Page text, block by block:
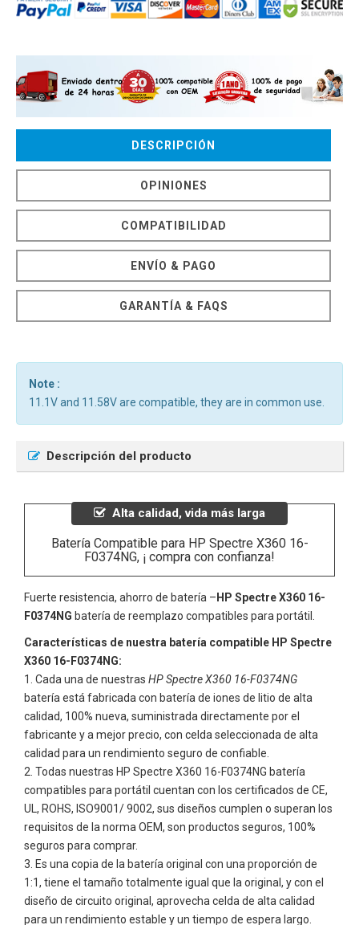
DESCRIPCIÓN
OPINIONES
COMPATIBILIDAD
ENVÍO & PAGO
GARANTÍA & FAQS
Note :
11.1V and 11.58V are compatible, they are in common use.
Descripción del producto
Alta calidad, vida más larga
Batería Compatible para HP Spectre X360 16-
F0374NG, ¡ compra con confianza!
Fuerte resistencia, ahorro de batería – HP Spectre X360 16-
F0374NG batería de reemplazo compatibles para portátil.
Características de nuestra batería compatible HP Spectre
X360 16-F0374NG:
Cada una de nuestras HP Spectre X360 16-F0374NG
batería está fabricada con batería de iones de litio de alta
calidad, 100% nueva, suministrada directamente por el
fabricante y a mejor precio, con celda seleccionada de alta
calidad para un rendimiento seguro de confiable.
Todas nuestras HP Spectre X360 16-F0374NG batería
compatibles para portátil cuentan con los certificados de CE,
UL, ROHS, ISO9001/ 9002, sus diseños cumplen o superan los
requisitos de la norma OEM, son productos seguros, 100%
seguros para comprar.
Es una copia de la batería original con una proporción de
1:1, tiene el tamaño totalmente igual que la original, y con el
diseño de circuito original, aprovecha celda de alta calidad
para un rendimiento estable y un tiempo de espera largo.